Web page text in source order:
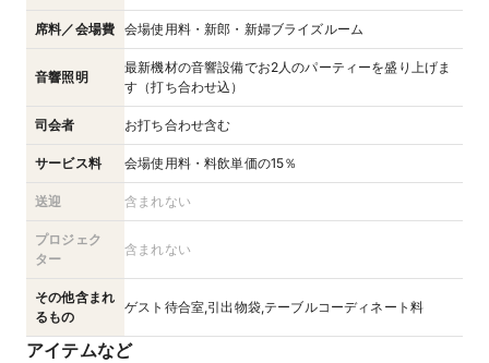
席料／会場費 会場使用料・新郎・新婦ブライズルーム
音響照明
最新機材の音響設備でお2人のパーティーを盛り上げま
す（打ち合わせ込）
司会者 お打ち合わせ含む
サービス料 会場使用料・料飲単価の15％
送迎 含まれない
プロジェク
ター
含まれない
その他含まれ
るもの
ゲスト待合室,引出物袋,テーブルコーディネート料
アイテムなど